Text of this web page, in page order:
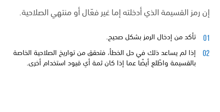
إن رمز القسيمة الذي أدخلته إما غير فعّال أو منتهي الصلاحية.
تأكد من إدخال الرمز بشكل صحيح.
إذا لم يساعد ذلك في حل الخطأ، فتحقق من تواريخ الصلاحية الخاصة
بالقسيمة واطّلع أيضًا عما إذا كان ثمة أي قيود استخدام أخرى.